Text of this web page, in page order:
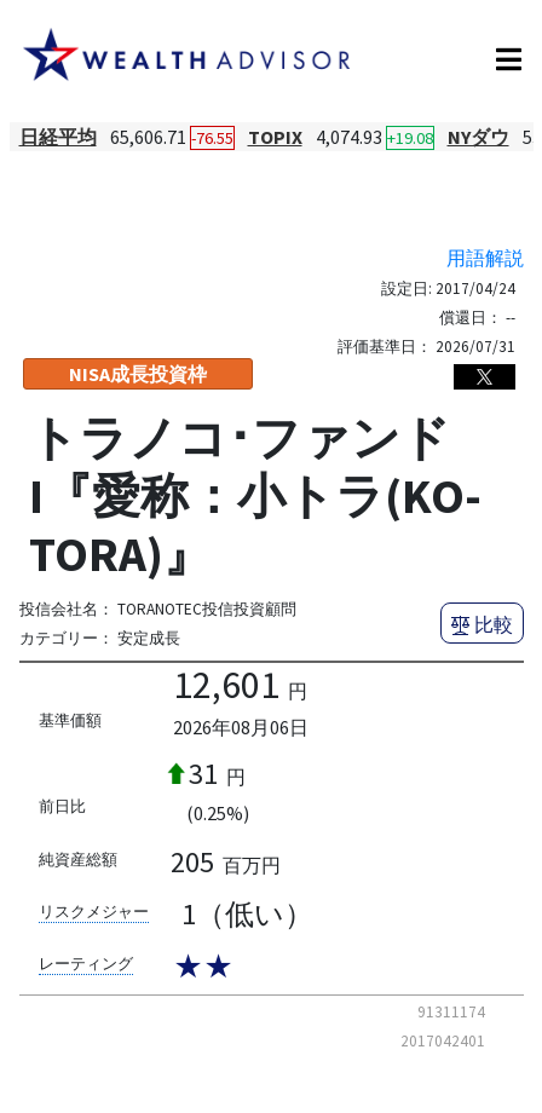
日経平均 65,606.71 -76.55 TOPIX 4,074.93 +19.08 NYダウ
用語解説
NISA成長投資枠
設定日: 2017/04/24
償還日： --
評価基準日： 2026/07/31
トラノコ･ファンド
I『愛称：小トラ(KO-
TORA)』
投信会社名： TORANOTEC投信投資顧問
カテゴリー： 安定成長
比較
基準価額
12,601 円
2026年08月06日
前日比
31 円
(0.25%)
純資産総額 205 百万円
リスクメジャー 1（低い）
レーティング ★★
91311174
2017042401